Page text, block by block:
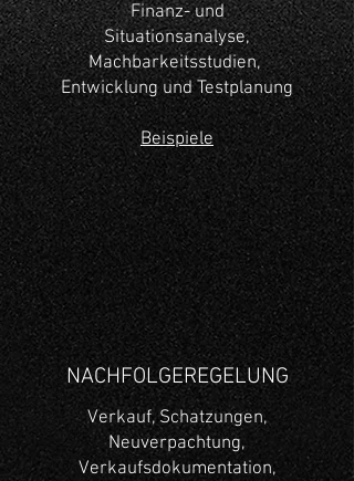
Finanz- und
Situationsanalyse,
Machbarkeitsstudien,
Entwicklung und Testplanung
Beispiele
NACHFOLGEREGELUNG
Verkauf, Schatzungen,
Neuverpachtung,
Verkaufsdokumentation,